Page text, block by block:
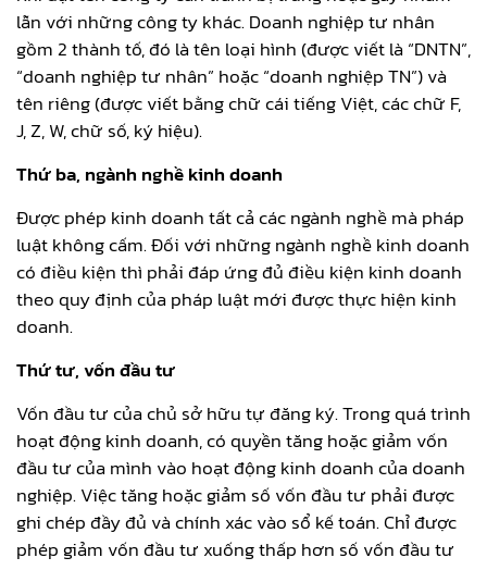
lẫn với những công ty khác. Doanh nghiệp tư nhân
gồm 2 thành tố, đó là tên loại hình (được viết là “DNTN”,
“doanh nghiệp tư nhân” hoặc “doanh nghiệp TN”) và
tên riêng (được viết bằng chữ cái tiếng Việt, các chữ F,
J, Z, W, chữ số, ký hiệu).
Thứ ba, ngành nghề kinh doanh
Được phép kinh doanh tất cả các ngành nghề mà pháp
luật không cấm. Đối với những ngành nghề kinh doanh
có điều kiện thì phải đáp ứng đủ điều kiện kinh doanh
theo quy định của pháp luật mới được thực hiện kinh
doanh.
Thứ tư, vốn đầu tư
Vốn đầu tư của chủ sở hữu tự đăng ký. Trong quá trình
hoạt động kinh doanh, có quyền tăng hoặc giảm vốn
đầu tư của mình vào hoạt động kinh doanh của doanh
nghiệp. Việc tăng hoặc giảm số vốn đầu tư phải được
ghi chép đầy đủ và chính xác vào sổ kế toán. Chỉ được
phép giảm vốn đầu tư xuống thấp hơn số vốn đầu tư